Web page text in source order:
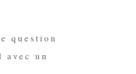
question
un